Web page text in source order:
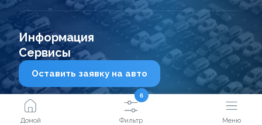
Информация
Сервисы
2021 - 2026 © ООО "Сейфкар ВЛ"
Домой Фильтр
6
Меню
Оставить заявку на авто